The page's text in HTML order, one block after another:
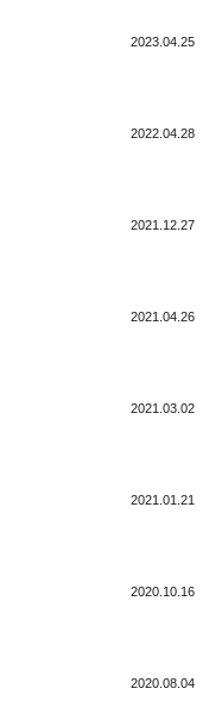
2023.04.25
2022.04.28
2021.12.27
2021.04.26
2021.03.02
2021.01.21
2020.10.16
2020.08.04